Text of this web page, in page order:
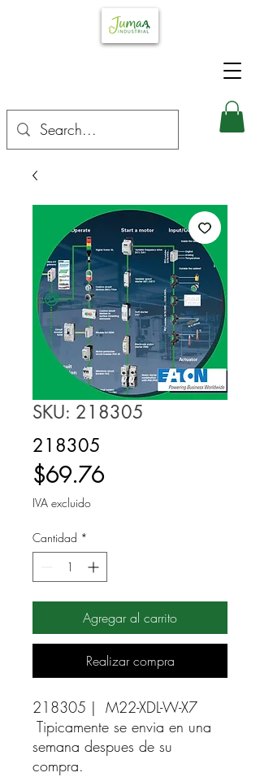
SKU: 218305
218305
$69.76Precio
IVA excluido
Cantidad *
Agregar al carrito
Realizar compra
218305 |  M22-XDL-W-X7
Tipicamente se envia en una
semana despues de su
compra.